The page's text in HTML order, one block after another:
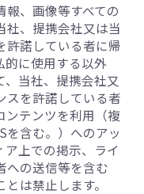
、画像等すべての
社、提携会社又は当
許諾している者に帰
的に使用する以外
、当社、提携会社又
スを許諾している者
ンテンツを利用（複
を含む。）へのアッ
上での掲示、ライ
への送信等を含む
は禁止します。